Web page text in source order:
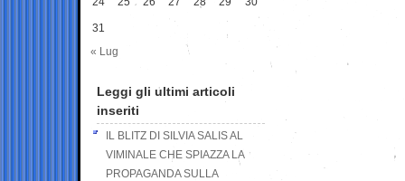
31
« Lug
Leggi gli ultimi articoli
inseriti
IL BLITZ DI SILVIA SALIS AL
VIMINALE CHE SPIAZZA LA
PROPAGANDA SULLA